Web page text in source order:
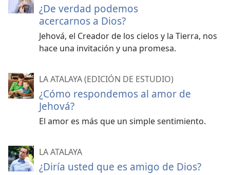
¿De verdad podemos
acercarnos a Dios?
Jehová, el Creador de los cielos y la Tierra, nos
hace una invitación y una promesa.
LA ATALAYA (EDICIÓN DE ESTUDIO)
¿Cómo respondemos al amor de
Jehová?
El amor es más que un simple sentimiento.
LA ATALAYA
¿Diría usted que es amigo de Dios?